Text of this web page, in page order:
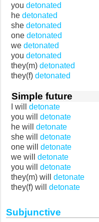
you detonated
he detonated
she detonated
one detonated
we detonated
you detonated
they(m) detonated
they(f) detonated
Simple future
I will detonate
you will detonate
he will detonate
she will detonate
one will detonate
we will detonate
you will detonate
they(m) will detonate
they(f) will detonate
Subjunctive